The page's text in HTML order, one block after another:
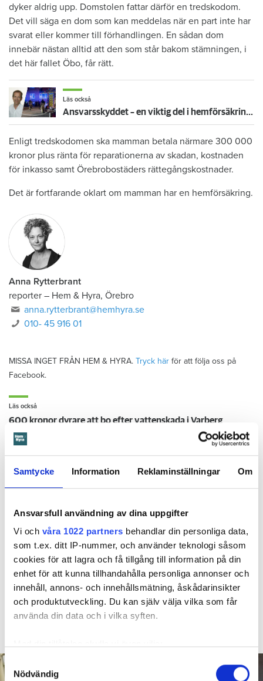
Samtycke Information Reklaminställningar Om
Ansvarsfull användning av dina uppgifter
Vi och våra 1022 partners behandlar din personliga data,
som t.ex. ditt IP-nummer, och använder teknologi såsom
cookies för att lagra och få tillgång till information på din
enhet för att kunna tillhandahålla personliga annonser och
innehåll, annons- och innehållsmätning, åskådarinsikter
och produktutveckling. Du kan själv välja vilka som får
använda din data och i vilka syften.
som kan ha en noggrannhet på upp till flera meter
Samtyckesval
Nödvändig
dyker aldrig upp. Domstolen fattar därför en tredskodom.
Det vill säga en dom som kan meddelas när en part inte har
svarat eller kommer till förhandlingen. En sådan dom
innebär nästan alltid att den som står bakom stämningen, i
det här fallet Öbo, får rätt.
Läs också
Ansvarsskyddet – en viktig del i hemförsäkringen
Enligt tredskodomen ska mamman betala närmare 300 000
kronor plus ränta för reparationerna av skadan, kostnaden
för inkasso samt Örebrobostäders rättegångskostnader.
Det är fortfarande oklart om mamman har en hemförsäkring.
Anna Rytterbrant
reporter – Hem & Hyra, Örebro
anna.rytterbrant@hemhyra.se
010- 45 916 01
MISSA INGET FRÅN HEM & HYRA. Tryck här för att följa oss på
Facebook.
Läs också
600 kronor dyrare att bo efter vattenskada i Varberg
Anmälde inte vattenskadat badrum på fem år – krävs på 125 000 kronor
Kompisdealen blev verklighet – 40 år senare: "Flera fina fördelar med att dela bostad"
Larmade inte om spricka i
duschen – vräks efter 30 år
4 AUGUSTI KL 08:30
BÅSTAD
Hyresgästen larmade inte om en spricka i
duschen som medförde en omfattande vattenskada. Nu
måste han lämna lägenheten efter drygt 30 år men får